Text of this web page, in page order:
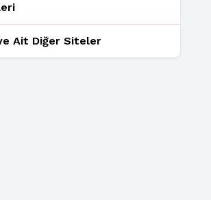
Ait Diğer Siteler